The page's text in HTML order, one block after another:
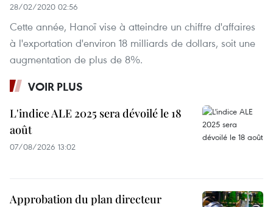
28/02/2020 02:56
Cette année, Hanoï vise à atteindre un chiffre d'affaires
à l'exportation d'environ 18 milliards de dollars, soit une
augmentation de plus de 8%.
VOIR PLUS
L'indice ALE 2025 sera dévoilé le 18
août
07/08/2026 13:02
Approbation du plan directeur